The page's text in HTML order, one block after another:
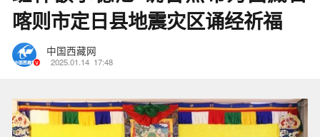
喀则市定日县地震灾区诵经祈福
中国西藏网
2025.01.14 17:48